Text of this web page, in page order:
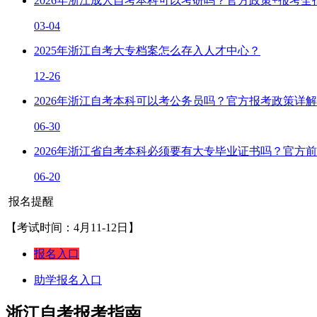
03-04
2025年浙江自考大专档案怎么存入人才中心？
12-26
2026年浙江自考本科可以考公务员吗？官方报考政策详解
06-30
2026年浙江省自考本科必须要有大专毕业证书吗？官方
06-20
报名提醒
【考试时间：4月11-12日】
报名入口
助学报名入口
浙江自考报考指南